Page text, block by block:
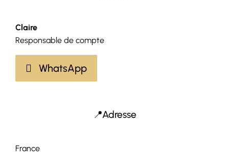
Claire
Responsable de compte
WhatsApp
📍Adresse
France